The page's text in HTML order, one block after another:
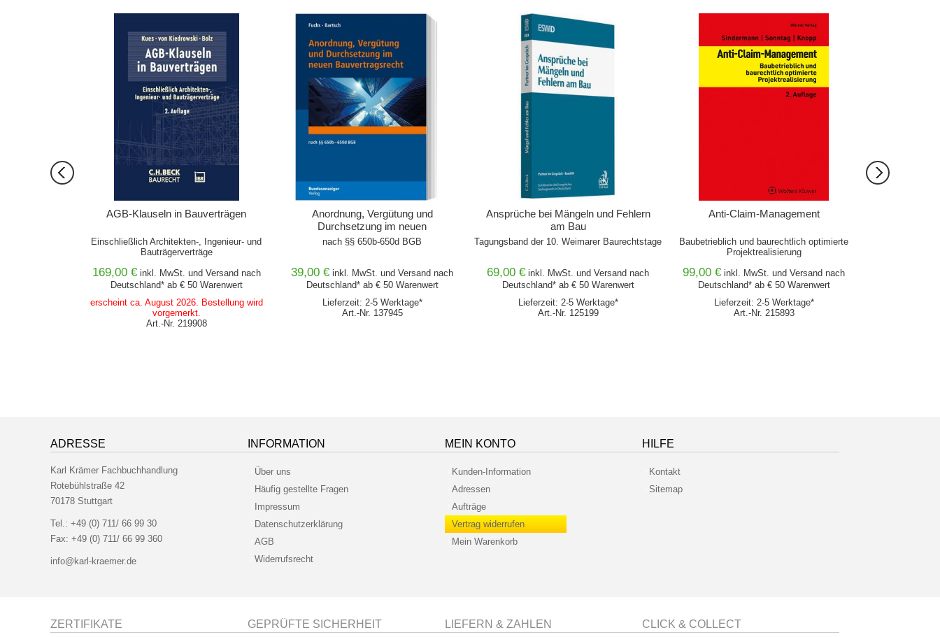
AGB-Klauseln in Bauverträgen
Einschließlich Architekten-, Ingenieur- und
Bauträgerverträge
169,00 € inkl. MwSt. und Versandnach
Deutschland* ab € 50 Warenwert
erscheint ca. August 2026. Bestellung wird
vorgemerkt.
Art.-Nr. 219908
Anordnung, Vergütung und
Durchsetzung im neuen
Bauvertragsrecht
nach §§ 650b-650d BGB
39,00 € inkl. MwSt. und Versand nach
Deutschland* ab € 50 Warenwert
Lieferzeit: 2-5 Werktage*
Art.-Nr. 137945
IN DEN WARENKORB
Ansprüche bei Mängeln und Fehlern
am Bau
Tagungsband der 10. Weimarer Baurechtstage
69,00 € inkl. MwSt. und Versand nach
Deutschland* ab € 50 Warenwert
Lieferzeit: 2-5 Werktage*
Art.-Nr. 125199
IN DEN WARENKORB
Anti-Claim-Management
Baubetrieblich und baurechtlich optimierte
Projektrealisierung
99,00 € inkl. MwSt. und Versand nach
Deutschland* ab € 50 Warenwert
Lieferzeit: 2-5 Werktage*
Art.-Nr. 215893
IN DEN WARENKORB
ADRESSE
Karl Krämer Fachbuchhandlung
Rotebühlstraße 42
70178 Stuttgart
Tel.: +49 (0) 711/ 66 99 30
Fax: +49 (0) 711/ 66 99 360
info@karl-kraemer.de
INFORMATION
Über uns
Häufig gestellte Fragen
Impressum
Datenschutzerklärung
AGB
Widerrufsrecht
MEIN KONTO
Kunden-Information
Adressen
Aufträge
Vertrag widerrufen
Mein Warenkorb
HILFE
Kontakt
Sitemap
ZERTIFIKATE GEPRÜFTE SICHERHEIT LIEFERN & ZAHLEN CLICK & COLLECT